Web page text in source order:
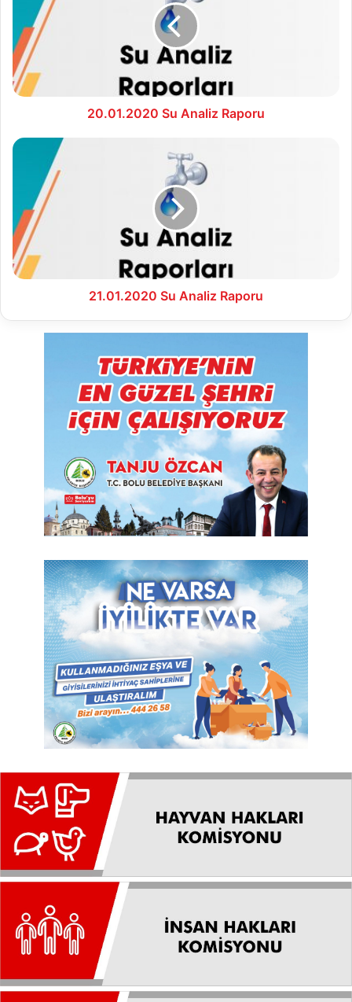
Raporu
20.01.2020 Su Analiz Raporu
21.01.2020
Raporu
21.01.2020 Su Analiz Raporu